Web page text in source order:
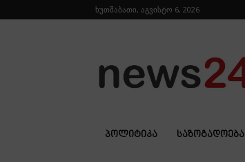
ხუთშაბათი, აგვისტო 6, 2026
ᲞᲝᲚᲘᲢᲘᲙᲐ ᲡᲐᲖᲝᲒᲐᲓᲝᲔᲑᲐ